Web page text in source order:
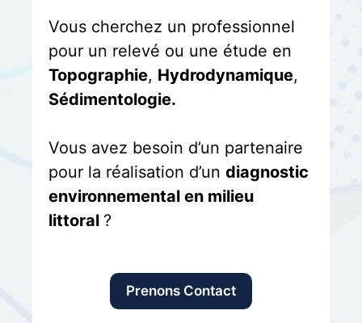
Vous cherchez un professionnel
pour un relevé ou une étude en
Topographie, Hydrodynamique,
Sédimentologie.
Vous avez besoin d’un partenaire
pour la réalisation d’un diagnostic
environnemental en milieu
littoral ?
Prenons Contact